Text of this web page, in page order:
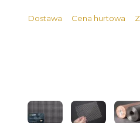
Dostawa Cena hurtowa